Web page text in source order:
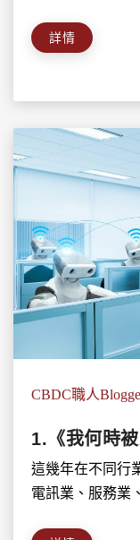
詳情
CBDC職人
1.《我何時被
這幾年在不同行
電訊業、服務業